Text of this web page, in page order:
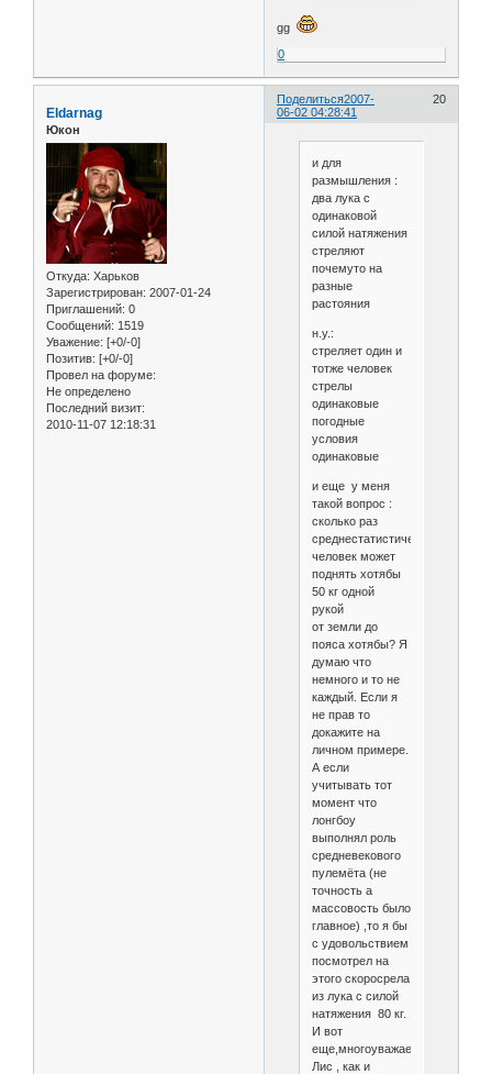
gg
0
Поделиться 20
2007-
06-02 04:28:41
Eldarnag
Юкон
Откуда: Харьков
Зарегистрирован: 2007-01-24
Приглашений: 0
Сообщений: 1519
Уважение: [+0/-0]
Позитив: [+0/-0]
Провел на форуме:
Не определено
Последний визит:
2010-11-07 12:18:31
и для
размышления :
два лука с
одинаковой
силой натяжения
стреляют
почемуто на
разные
растояния
н.у.:
стреляет один и
тотже человек
стрелы
одинаковые
погодные
условия
одинаковые
и еще у меня
такой вопрос :
сколько раз
среднестатистический
человек может
поднять хотябы
50 кг одной
рукой
от земли до
пояса хотябы? Я
думаю что
немного и то не
каждый. Если я
не прав то
докажите на
личном примере.
А если
учитывать тот
момент что
лонгбоу
выполнял роль
средневекового
пулемёта (не
точность а
массовость было
главное) ,то я бы
с удовольствием
посмотрел на
этого скоросрела
из лука с силой
натяжения 80 кг.
И вот
еще,многоуважаемый
Лис , как и